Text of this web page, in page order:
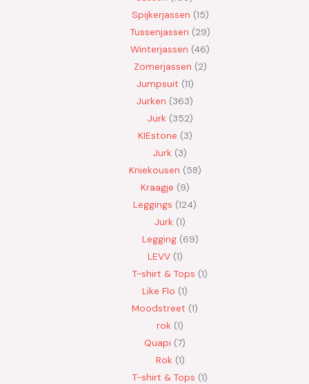
Spijkerjassen 15
Tussenjassen 29
Winterjassen 46
Zomerjassen 2
Jumpsuit 11
Jurken 363
Jurk 352
KIEstone 3
Jurk 3
Kniekousen 58
Kraagje 9
Leggings 124
Jurk 1
Legging 69
LEVV 1
T-shirt & Tops 1
Like Flo 1
Moodstreet 1
rok 1
Quapi 7
Rok 1
T-shirt & Tops 1